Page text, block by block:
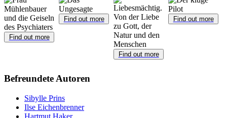
Find out more
Find out more
Find out more
Find out more
Befreundete Autoren
Sibylle Prins
Ilse Eichenbrenner